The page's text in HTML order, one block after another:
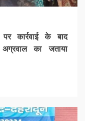
कार्रवाई के बाद
का जताया